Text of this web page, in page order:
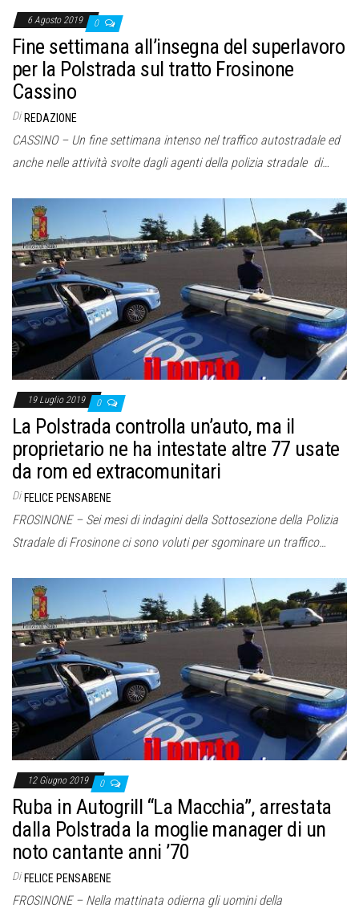
6 Agosto 2019 0
Fine settimana all’insegna del superlavoro
per la Polstrada sul tratto Frosinone
Cassino
Di REDAZIONE
CASSINO – Un fine settimana intenso nel traffico autostradale ed
anche nelle attività svolte dagli agenti della polizia stradale di…
19 Luglio 2019 0
La Polstrada controlla un’auto, ma il
proprietario ne ha intestate altre 77 usate
da rom ed extracomunitari
Di FELICE PENSABENE
FROSINONE – Sei mesi di indagini della Sottosezione della Polizia
Stradale di Frosinone ci sono voluti per sgominare un traffico…
12 Giugno 2019 0
Ruba in Autogrill “La Macchia”, arrestata
dalla Polstrada la moglie manager di un
noto cantante anni ’70
Di FELICE PENSABENE
FROSINONE – Nella mattinata odierna gli uomini della